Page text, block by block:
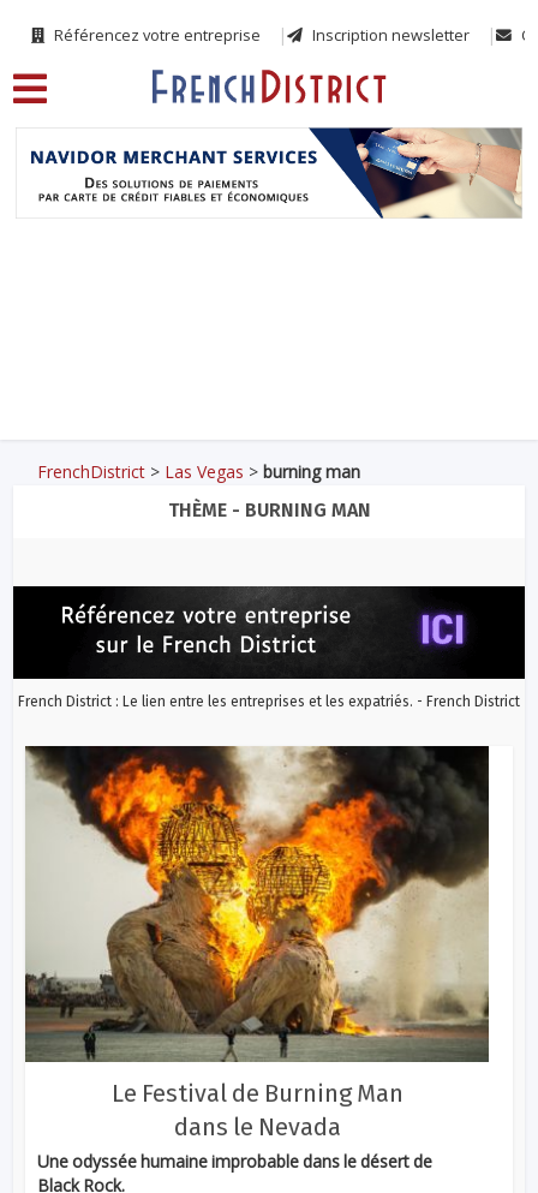
Référencez votre entreprise Inscription newsletter
FrenchDistrict > Las Vegas >burning man
THÈME - BURNING MAN
French District : Le lien entre les entreprises et les expatriés. - French District
Le Festival de Burning Man
dans le Nevada
Une odyssée humaine improbable dans le désert de
Black Rock.